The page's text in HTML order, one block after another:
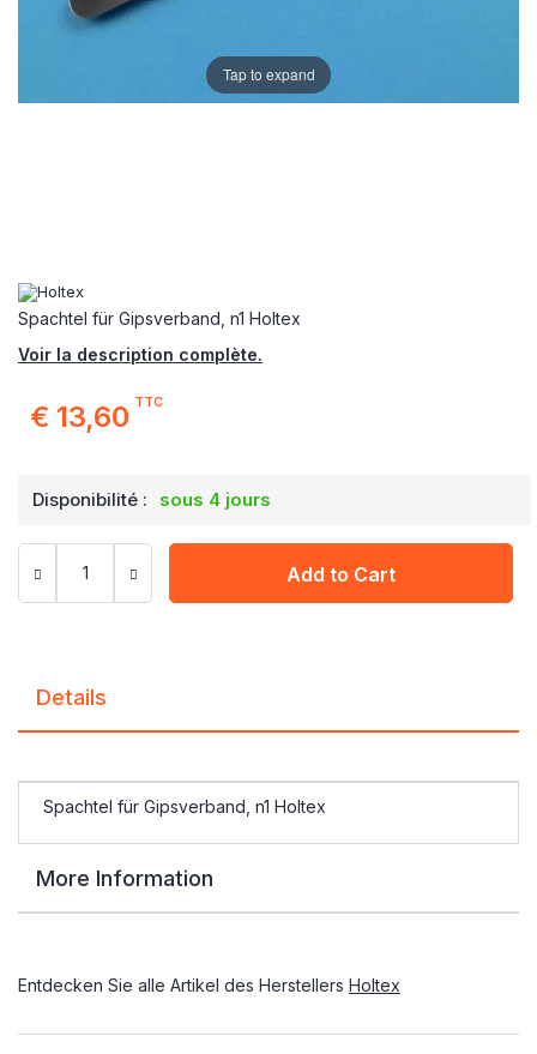
Spachtel für Gipsverband, n1 Holtex
Voir la description complète.
€ 13,60 TTC
Disponibilité : sous 4 jours
Add to Cart
Tap to expand
Details
Spachtel für Gipsverband, n1 Holtex
More Information
Entdecken Sie alle Artikel des Herstellers Holtex